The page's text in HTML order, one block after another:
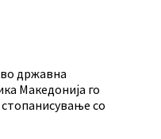
државна
Македонија го
со